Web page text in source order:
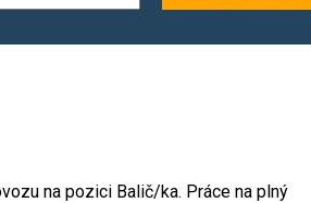
na pozici Balič/ka. Práce na plný